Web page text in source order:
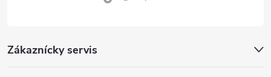
Zákaznícky servis